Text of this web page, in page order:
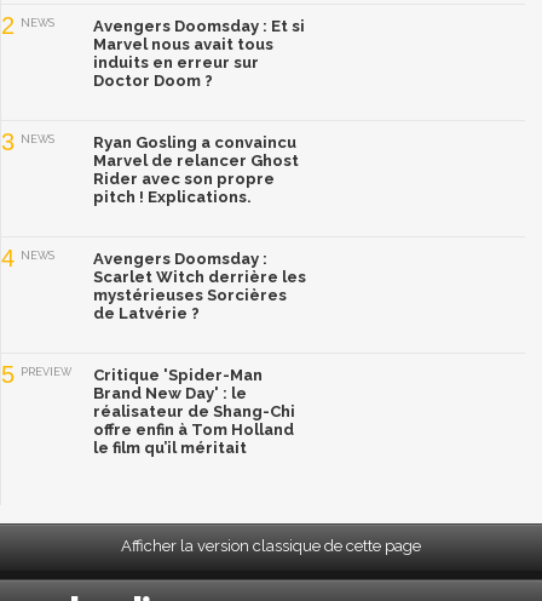
2 NEWS
Avengers Doomsday : Et si
Marvel nous avait tous
induits en erreur sur
Doctor Doom ?
3 NEWS
Ryan Gosling a convaincu
Marvel de relancer Ghost
Rider avec son propre
pitch ! Explications.
4 NEWS
Avengers Doomsday :
Scarlet Witch derrière les
mystérieuses Sorcières
de Latvérie ?
5 PREVIEW
Critique 'Spider-Man
Brand New Day' : le
réalisateur de Shang-Chi
offre enfin à Tom Holland
le film qu’il méritait
Afficher la version classique de cette page